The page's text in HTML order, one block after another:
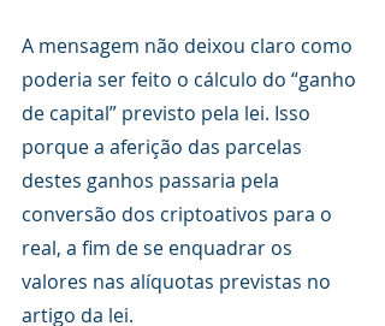
A mensagem não deixou claro como
poderia ser feito o cálculo do “ganho
de capital” previsto pela lei. Isso
porque a aferição das parcelas
destes ganhos passaria pela
conversão dos criptoativos para o
real, a fim de se enquadrar os
valores nas alíquotas previstas no
artigo da lei.